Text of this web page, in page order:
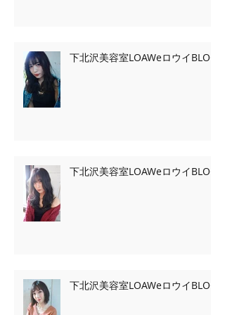
下北沢美容室LOAWeロウイBLOG
下北沢美容室LOAWeロウイBLOG
下北沢美容室LOAWeロウイBLOG